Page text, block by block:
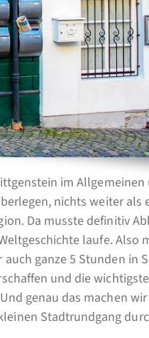
im Allgemeinen
nichts weiter als
Da musste definitiv
laufe. Also
ganze 5 Stunden in
und die
genau das machen
Stadtrundgang